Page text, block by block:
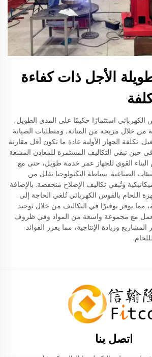
الأجل ذات كفاءة
الكهربائي استثمارًا حكيمًا على المدى الطويل،
من خلال مزيجه من المتانة، ومتطلبات الصيانة
تكلفة الجهاز الأولية عادة ما تكون أقل مقارنة
في حين تبقى التكاليف المستمرة للمعادن المشعة
القوي للجهاز عمر خدمة طويل، حتى مع
الصناعية. بساطة التكنولوجيا تقلل من
وتُبقي تكاليف الإصلاح منخفضة. بالإضافة
اللحام بالقوس الكهربائي تُلغي الحاجة إلى
يوفر توفيرًا في التكاليف من خلال توحيد
مع مجموعة واسعة من المواد وفي ظروف
وزيادة الإنتاجية، مما يعزز الفوائد
اتصل بنا